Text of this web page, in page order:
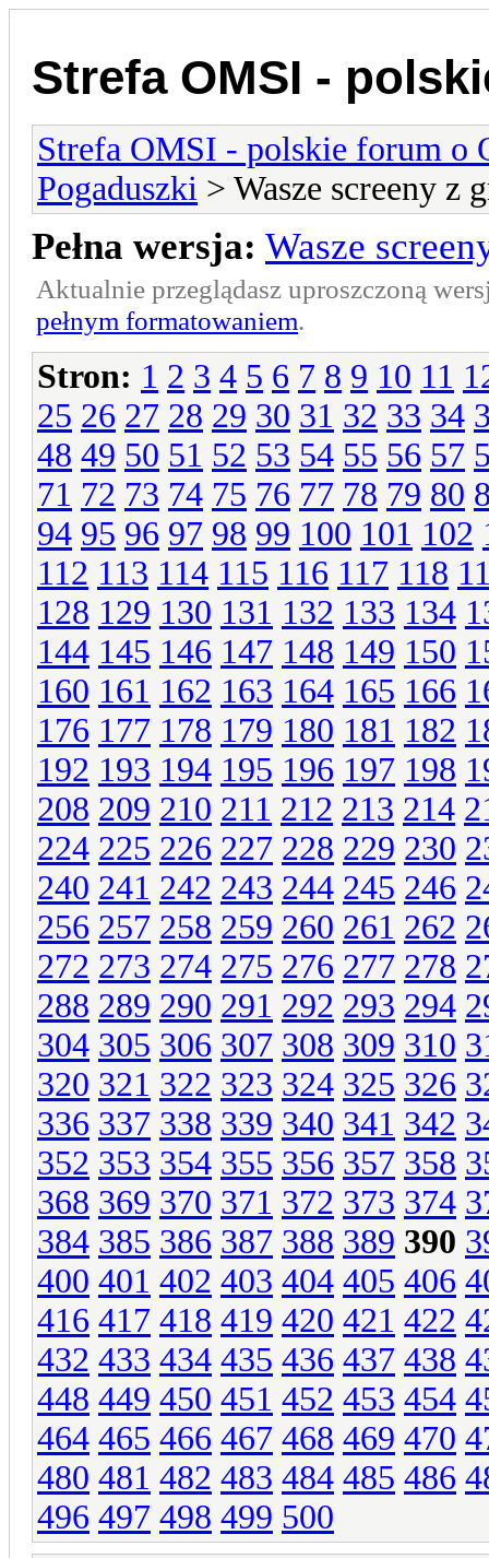
Strefa OMSI -
Strefa OMSI - polskie forum o
Pogaduszki > Wasze screeny z
Pełna wersja: Wasze
Aktualnie przeglądasz uproszczoną
pełnym formatowaniem.
Stron: 1 2 3 4 5 6 7 8 9 10 11
25 26 27 28 29 30 31 32 33 34
48 49 50 51 52 53 54 55 56 57
71 72 73 74 75 76 77 78 79 80
94 95 96 97 98 99 100 101 102
112 113 114 115 116 117 118
128 129 130 131 132 133 134
144 145 146 147 148 149 150
160 161 162 163 164 165 166
176 177 178 179 180 181 182
192 193 194 195 196 197 198
208 209 210 211 212 213 214
224 225 226 227 228 229 230
240 241 242 243 244 245 246
256 257 258 259 260 261 262
272 273 274 275 276 277 278
288 289 290 291 292 293 294
304 305 306 307 308 309 310
320 321 322 323 324 325 326
336 337 338 339 340 341 342
352 353 354 355 356 357 358
368 369 370 371 372 373 374
384 385 386 387 388 389 390
400 401 402 403 404 405 406
416 417 418 419 420 421 422
432 433 434 435 436 437 438
448 449 450 451 452 453 454
464 465 466 467 468 469 470
480 481 482 483 484 485 486
496 497 498 499 500